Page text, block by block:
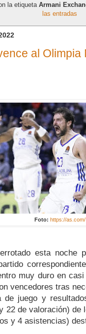
la etiqueta Armani
las entradas
al Olimpia
Foto: https://as.com/
esta noche
muy duro en
vencedores tras
de juego y
22 de valoración)
y 4 asistencias)